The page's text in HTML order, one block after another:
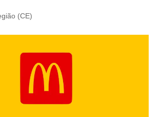
(CE)